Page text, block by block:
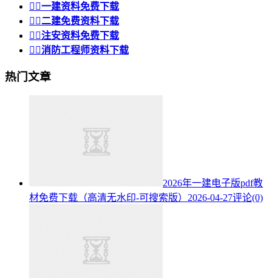
 一建资料免费下载
 二建免费资料下载
 注安资料免费下载
 消防工程师资料下载
热门文章
2026年一建电子版pdf教
材免费下载（高清无水印-可搜索版） 2026-04-27评论(0)